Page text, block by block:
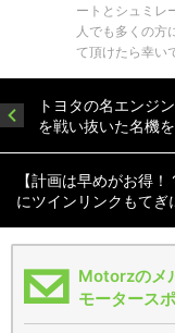
ートとシュミレ
人でも多くの方
て頂けたら幸い
トヨタの名エンジ
を戦い抜いた名機
【計画は早めがお得
にツインリンクもてぎ
Motorzのメ
モータース